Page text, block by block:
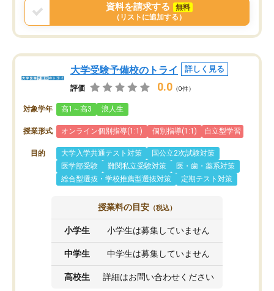
資料を請求する
無料
（リストに追加する）
大学受験予備校のトライ 詳しく見る
評価 0.0 （0件）
対象学年 高1～高3 浪人生
授業形式 オンライン個別指導(1:1) 個別指導(1:1) 自立型学習
目的 大学入学共通テスト対策
国公立2次試験対策
医学部受験
難関私立受験対策
医・歯・薬系対策
総合型選抜・学校推薦型選抜対策
定期テスト対策
授業料の目安 （税込）
小学生 小学生は募集していません
中学生 中学生は募集していません
高校生 詳細はお問い合わせください